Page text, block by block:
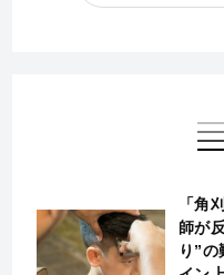
「角
師が
り”